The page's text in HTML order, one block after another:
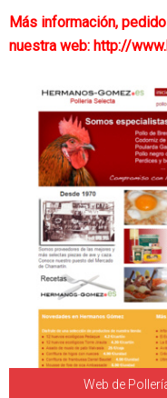
Más información,
nuestra web: http://
Web de